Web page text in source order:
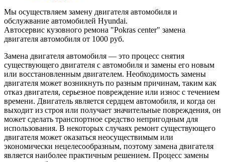
Мы осуществляем замену двигателя автомобиля и
обслужвание автомобилей Hyundai.
Автосервис кузовного ремона "Pokras center" замена
двигателя автомобиля от 1000 руб.
Замена двигателя автомобиля — это процесс снятия
существующего двигателя с автомобиля и замены его новым
или восстановленным двигателем. Необходимость замены
двигателя может возникнуть по разным причинам, таким как
отказ двигателя, серьезное повреждение или износ с течением
времени. Двигатель является сердцем автомобиля, и когда он
выходит из строя или получает значительные повреждения, он
может сделать транспортное средство непригодным для
использования. В некоторых случаях ремонт существующего
двигателя может оказаться неосуществимым или
экономически нецелесообразным, поэтому замена двигателя
является наиболее практичным решением. Процесс замены